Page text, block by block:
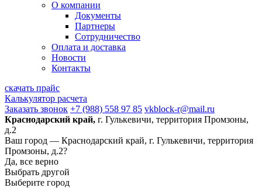
О компании
Документы
Партнеры
Сотрудничество
Оплата и доставка
Новости
Контакты
скачать прайс
Калькулятор расчета
Заказать звонок +7 (988) 558 97 85 vkblock-r@mail.ru
Краснодарский край, г. Гулькевичи, территория Промзоны,
д.2
Ваш город — Краснодарский край, г. Гулькевичи, территория
Промзоны, д.2?
Да, все верно
Выбрать другой
Выберите город